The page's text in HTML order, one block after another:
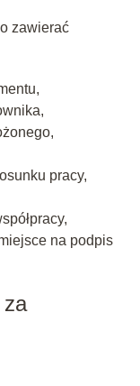
zawierać
pracy,
na podpis
za